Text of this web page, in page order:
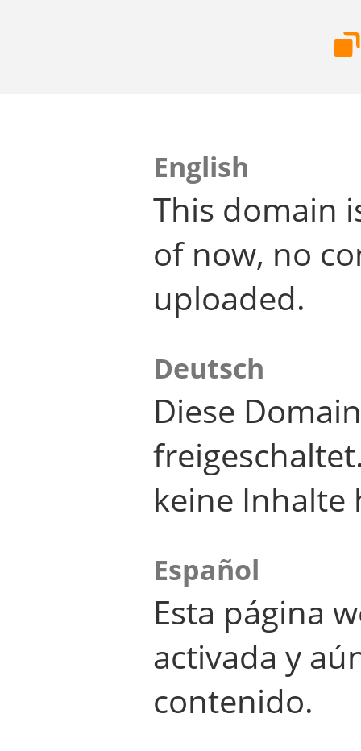
English
This domain
of now, no
uploaded.
Deutsch
Diese
keine Inhalte
Español
Esta página
activada y
contenido.